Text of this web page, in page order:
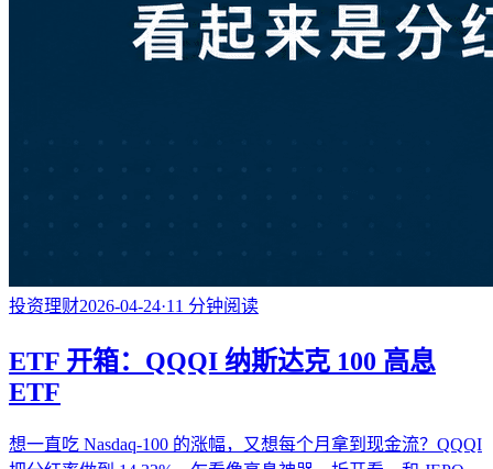
投资理财2026-04-24·11 分钟阅读
ETF 开箱：QQQI 纳斯达克 100 高息
ETF
想一直吃 Nasdaq-100 的涨幅，又想每个月拿到现金流？QQQI